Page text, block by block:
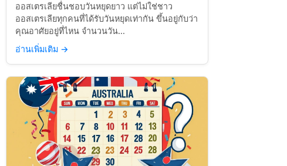
ออสเตรเลียชื่นชอบวันหยุดยาว แต่ไม่ใช่ชาว
ออสเตรเลียทุกคนที่ได้รับวันหยุดเท่ากัน ขึ้นอยู่กับว่า
คุณอาศัยอยู่ที่ไหน จำนวนวัน...
อ่านเพิ่มเติม →